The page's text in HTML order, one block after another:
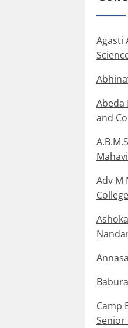
Agasti
Abeda
and
Adv M
Camp
Senior